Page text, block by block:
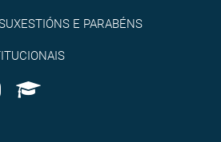
E PARABÉNS
AppleU